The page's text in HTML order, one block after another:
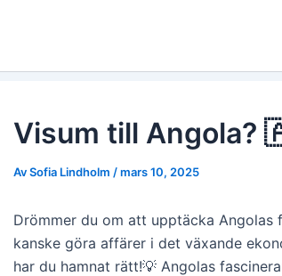
Visum till
AvSofia Lindholm /mars 10, 2025
Drömmer du om att upptäcka Angolas
kanske göra affärer i det växande
har du hamnat rätt!💡 Angolas